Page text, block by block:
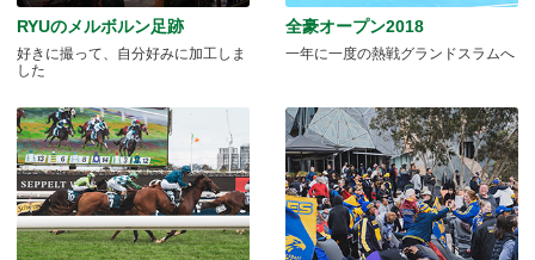
RYUのメルボルン足跡
好きに撮って、自分好みに加工しま
した
全豪オープン2018
一年に一度の熱戦グランドスラムへ